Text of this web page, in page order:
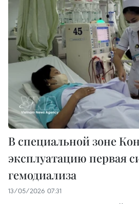
В специальной зоне
эксплуатацию первая
гемодиализа
13/05/2026 07:31